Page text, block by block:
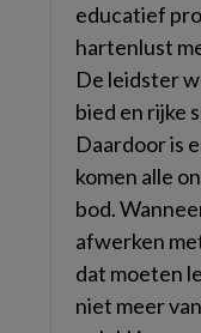
educatief
hartenlust
De leidster
bied en rijke
Daardoor is
komen alle
bod.
afwerken
dat moeten
niet meer